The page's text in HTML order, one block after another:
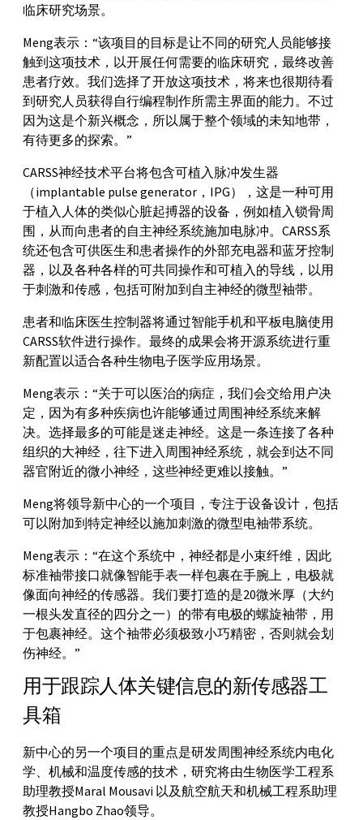
临床研究场景。
Meng表示：“该项目的目标是让不同的研究人员能够接
触到这项技术，以开展任何需要的临床研究，最终改善
患者疗效。我们选择了开放这项技术，将来也很期待看
到研究人员获得自行编程制作所需主界面的能力。不过
因为这是个新兴概念，所以属于整个领域的未知地带，
有待更多的探索。”
CARSS神经技术平台将包含可植入脉冲发生器
（implantable pulse generator，IPG），这是一种可用
于植入人体的类似心脏起搏器的设备，例如植入锁骨周
围，从而向患者的自主神经系统施加电脉冲。CARSS系
统还包含可供医生和患者操作的外部充电器和蓝牙控制
器，以及各种各样的可共同操作和可植入的导线，以用
于刺激和传感，包括可附加到自主神经的微型袖带。
患者和临床医生控制器将通过智能手机和平板电脑使用
CARSS软件进行操作。最终的成果会将开源系统进行重
新配置以适合各种生物电子医学应用场景。
Meng表示：“关于可以医治的病症，我们会交给用户决
定，因为有多种疾病也许能够通过周围神经系统来解
决。选择最多的可能是迷走神经。这是一条连接了各种
组织的大神经，往下进入周围神经系统，就会到达不同
器官附近的微小神经，这些神经更难以接触。”
Meng将领导新中心的一个项目，专注于设备设计，包括
可以附加到特定神经以施加刺激的微型电袖带系统。
Meng表示：“在这个系统中，神经都是小束纤维，因此
标准袖带接口就像智能手表一样包裹在手腕上，电极就
像面向神经的传感器。我们要打造的是20微米厚（大约
一根头发直径的四分之一）的带有电极的螺旋袖带，用
于包裹神经。这个袖带必须极致小巧精密，否则就会划
伤神经。”
用于跟踪人体关键信息的新传感器工
具箱
新中心的另一个项目的重点是研发周围神经系统内电化
学、机械和温度传感的技术，研究将由生物医学工程系
助理教授Maral Mousavi 以及航空航天和机械工程系助理
教授Hangbo Zhao领导。